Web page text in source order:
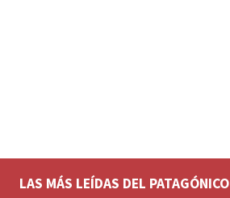
LAS MÁS LEÍDAS DEL PATAGÓNICO